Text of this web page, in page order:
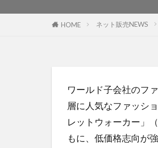
HOME ネット販売NEWS
ワールド子会社のフ
層に人気なファッシ
レットウォーカー」
もに、低価格志向が